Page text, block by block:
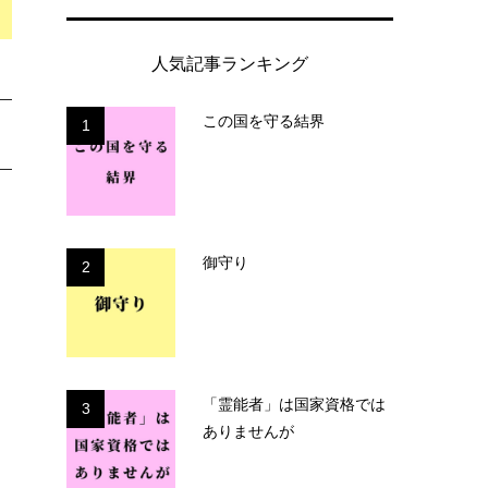
人気記事ランキング
1 この国を守る結界
2 御守り
3
「霊能者」は国家資格では
ありませんが